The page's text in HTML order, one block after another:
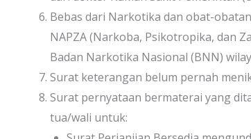
Bebas dari Narkotika dan obat-
NAPZA (Narkoba, Psikotropika, dan
Badan Narkotika Nasional (BNN)
Surat keterangan belum pernah
Surat pernyataan bermaterai yang
tua/wali untuk: